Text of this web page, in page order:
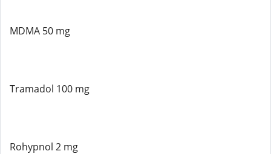
MDMA 50 mg
Tramadol 100 mg
Rohypnol 2 mg